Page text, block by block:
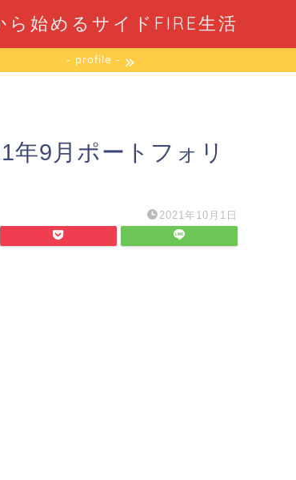
ら始めるサイドFIRE生活
- profile -
年9月ポートフォリ
2021年10月1日